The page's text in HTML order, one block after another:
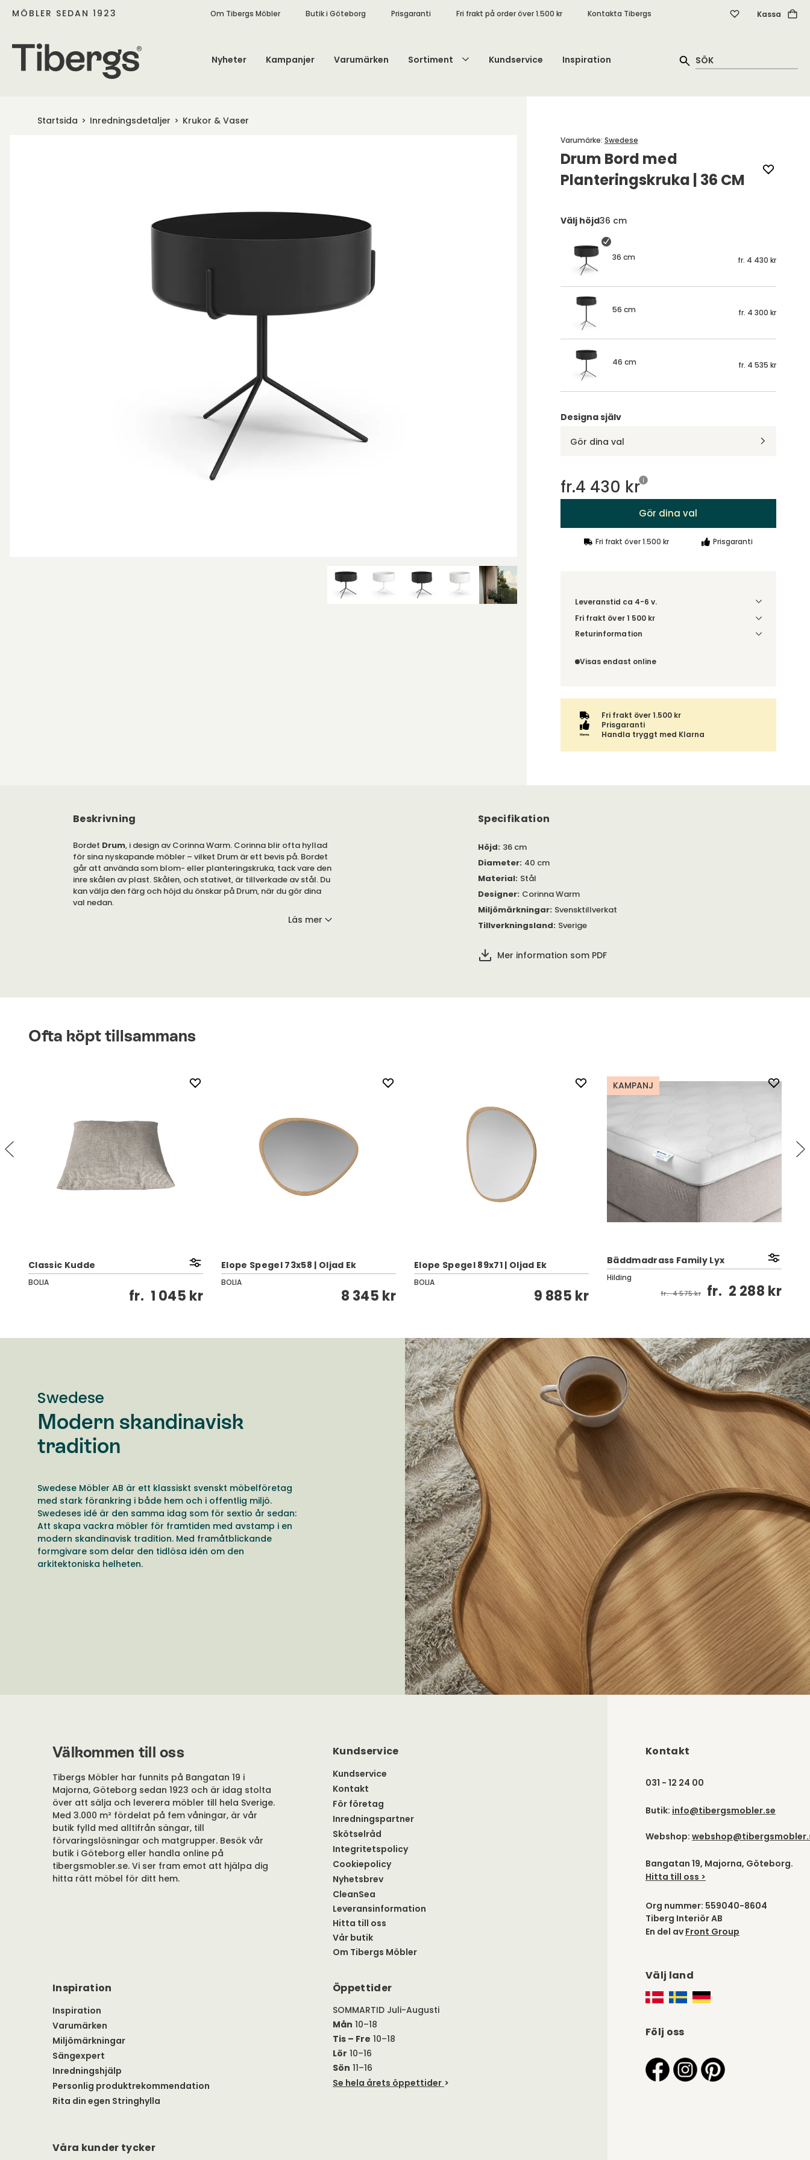
MÖBLER SEDAN 1923 Om Tibergs Möbler Butik i Göteborg Prisgaranti Fri frakt på order över 1.500 kr Kontakta Tibergs Kassa
Nyheter Kampanjer Varumärken Sortiment Kundservice Inspiration
Startsida Inredningsdetaljer Krukor & Vaser
Drum Bord med
Planteringskruka | 36 CM
Varumärke: Swedese
Välj höjd36 cm
36 cm fr. 4 430 kr
56 cm fr. 4 300 kr
46 cm fr. 4 535 kr
Designa själv
Gör dina val
fr.4 430 kr
Gör dina val
Fri frakt över 1.500 kr Prisgaranti
Leveranstid ca 4-6 v.
Fri frakt över 1 500 kr
Välj utförande via 'Gör dina val' för
Returinformation
omfattas därför inte av ångerrätten.
Visas endast online
Fri frakt över 1.500 kr
Prisgaranti
Handla tryggt med Klarna
Beskrivning
Bordet Drum, i design av Corinna Warm. Corinna blir ofta hyllad
för sina nyskapande möbler – vilket Drum är ett bevis på. Bordet
går att använda som blom- eller planteringskruka, tack vare den
inre skålen av plast. Skålen, och stativet, är tillverkade av stål. Du
kan välja den färg och höjd du önskar på Drum, när du gör dina
val nedan.
Du kan välja mellan svart, eller vit, lackering. Innerkrukan är av
Läs mer
Specifikation
Höjd: 36 cm
Diameter: 40 cm
Material: Stål
Designer: Corinna Warm
Miljömärkningar: Svensktillverkat
Tillverkningsland: Sverige
Mer information som PDF
Ofta köpt tillsammans
Classic Kudde
BOLIA
fr. 1 045 kr
Elope Spegel 73x58 | Oljad Ek
BOLIA
8 345 kr
Elope Spegel 89x71 | Oljad Ek
BOLIA
9 885 kr
KAMPANJ
Bäddmadrass Family Lyx
Hilding
fr. 4 575 kr fr. 2 288 kr
Swedese
Modern skandinavisk
tradition
Swedese Möbler AB är ett klassiskt svenskt möbelföretag
med stark förankring i både hem och i offentlig miljö.
Swedeses idé är den samma idag som för sextio år sedan:
Att skapa vackra möbler för framtiden med avstamp i en
modern skandinavisk tradition. Med framåtblickande
formgivare som delar den tidlösa idén om den
arkitektoniska helheten.
Välkommen till oss
Tibergs Möbler har funnits på Bangatan 19 i
Majorna, Göteborg sedan 1923 och är idag stolta
över att sälja och leverera möbler till hela Sverige.
Med 3.000 m² fördelat på fem våningar, är vår
butik fylld med alltifrån sängar, till
förvaringslösningar och matgrupper. Besök vår
butik i Göteborg eller handla online på
tibergsmobler.se. Vi ser fram emot att hjälpa dig
hitta rätt möbel för ditt hem.
Kundservice
Kundservice
Kontakt
För företag
Inredningspartner
Skötselråd
Integritetspolicy
Cookiepolicy
Nyhetsbrev
CleanSea
Leveransinformation
Hitta till oss
Vår butik
Om Tibergs Möbler
Inspiration
Inspiration
Varumärken
Miljömärkningar
Sängexpert
Inredningshjälp
Personlig produktrekommendation
Rita din egen Stringhylla
Öppettider
SOMMARTID Juli-Augusti
Mån 10–18
Tis – Fre 10–18
Lör 10–16
Sön 11–16
Se hela årets öppettider >
Våra kunder tycker
Kontakt
031 - 12 24 00
Butik: info@tibergsmobler.se
Webshop:
Bangatan 19, Majorna, Göteborg.
Hitta till oss >
Org nummer: 559040-8604
Tiberg Interiör AB
En del av Front Group
Välj land
Följ oss